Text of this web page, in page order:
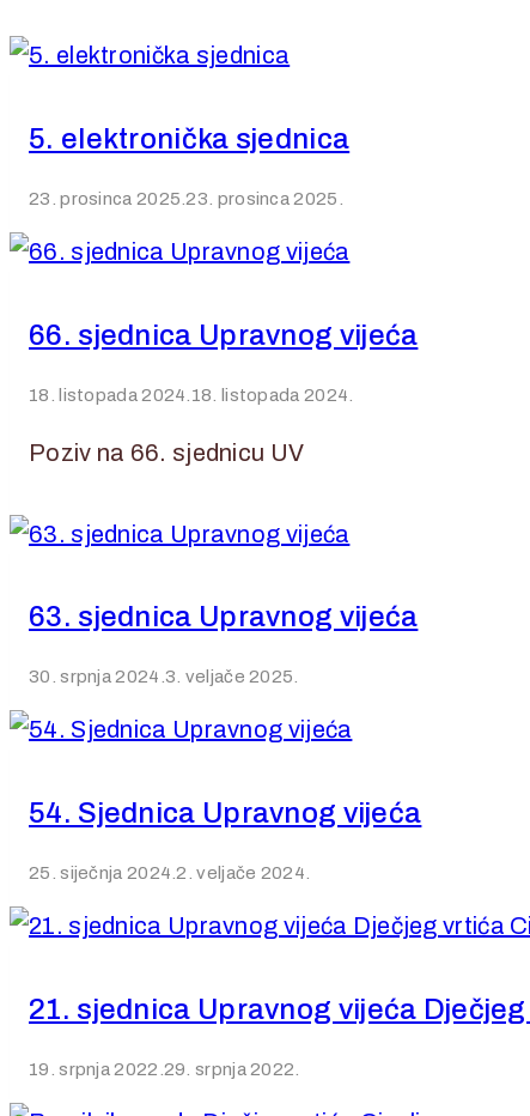
5. elektronička sjednica
23. prosinca 2025.23. prosinca 2025.
66. sjednica Upravnog vijeća
18. listopada 2024. 18. listopada 2024.
Poziv na 66. sjednicu UV
63. sjednica Upravnog vijeća
30. srpnja 2024.3. veljače 2025.
54. Sjednica Upravnog vijeća
25. siječnja 2024.2. veljače 2024.
21. sjednica Upravnog vijeća
19. srpnja 2022. 29. srpnja 2022.